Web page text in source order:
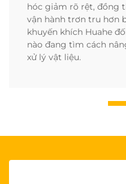
hóc giảm rõ rệt, đồng
vận hành trơn tru hơn
khuyến khích Huahe
nào đang tìm cách
xử lý vật liệu.